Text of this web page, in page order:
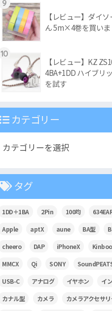
9
【レビュー】ダイ
ん 5m×4巻を買いま
10
【レビュー】KZ
4BA+1DD ハイブリ
を試す
カテゴリー
タグ
1DD＋1BA 2Pin 100均
Apple aptX aune BA型
cheero DAP iPhoneX
MMCX Qi SONY
USB-C アナログ イヤホン イ
カナル型 カメラ カメラアクセサ